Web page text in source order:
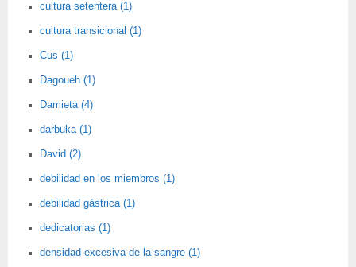
cultura setentera (1)
cultura transicional (1)
Cus (1)
Dagoueh (1)
Damieta (4)
darbuka (1)
David (2)
debilidad en los miembros (1)
debilidad gástrica (1)
dedicatorias (1)
densidad excesiva de la sangre (1)